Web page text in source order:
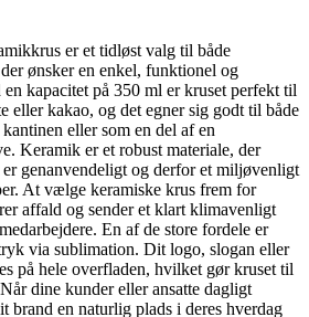
er et tidløst valg til både
ønsker en enkel, funktionel og
kapacitet på 350 ml er kruset perfekt til
eller kakao, og det egner sig godt til både
eller som en del af en
Keramik er et robust materiale, der
genanvendeligt og derfor et miljøvenligt
At vælge keramiske krus frem for
affald og sender et klart klimavenligt
En af de store fordele er
via sublimation. Dit logo, slogan eller
på hele overfladen, hvilket gør kruset til
dine kunder eller ansatte dagligt
brand en naturlig plads i deres hverdag